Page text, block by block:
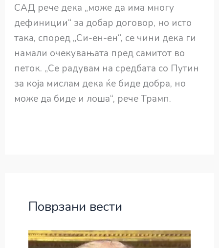
САД рече дека „може да има многу
дефиниции“ за добар договор, но исто
така, според „Си-ен-ен“, се чини дека ги
намали очекувањата пред самитот во
петок. „Се радувам на средбата со Путин
за која мислам дека ќе биде добра, но
може да биде и лоша“, рече Трамп.
Поврзани вести